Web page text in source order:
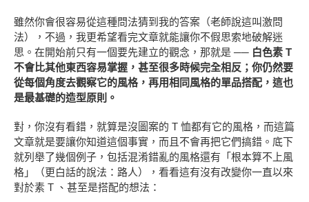
雖然你會很容易從這種問法猜到我的答案（老師說這叫激問
法），不過，我更希望看完文章就能讓你不假思索地破解迷
思。在開始前只有一個要先建立的觀念，那就是 ── 白色素 T
不會比其他東西容易掌握，甚至很多時候完全相反；你仍然要
從每個角度去觀察它的風格，再用相同風格的單品搭配，這也
是最基礎的造型原則。
對，你沒有看錯，就算是沒圖案的 T 恤都有它的風格，而這篇
文章就是要讓你知道這個事實，而且不會再把它們搞錯。底下
就列舉了幾個例子，包括混淆錯亂的風格還有「根本算不上風
格」（更白話的說法：路人），看看這有沒有改變你一直以來
對於素 T 、甚至是搭配的想法：